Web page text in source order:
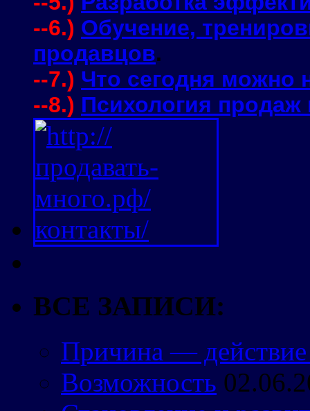
--6.) Обучение,
продавцов.
--7.) Что сегодня можно
--8.) Психология продаж
ВСЕ ЗАПИСИ:
Причина —
Возможность